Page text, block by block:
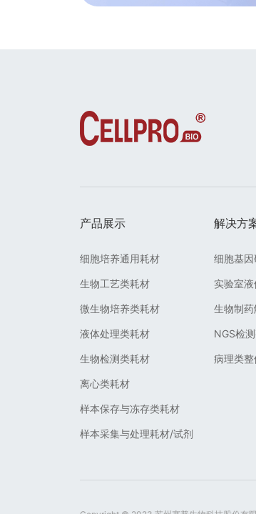
产品展示
细胞培养通用耗材
生物工艺类耗材
微生物培养类耗材
液体处理类耗材
生物检测类耗材
离心类耗材
样本保存与冻存类耗材
样本采集与处理耗材/试剂
解决方
细胞基
实验室
生物制
NGS检
病理类